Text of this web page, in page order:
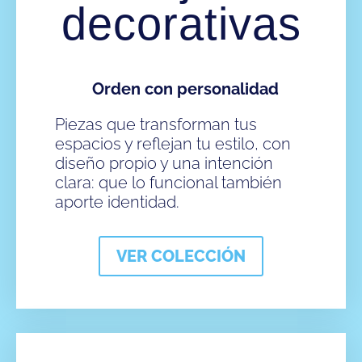
decorativas
Orden con personalidad
Piezas que transforman tus
espacios y reflejan tu estilo, con
diseño propio y una intención
clara: que lo funcional también
aporte identidad.
VER COLECCIÓN